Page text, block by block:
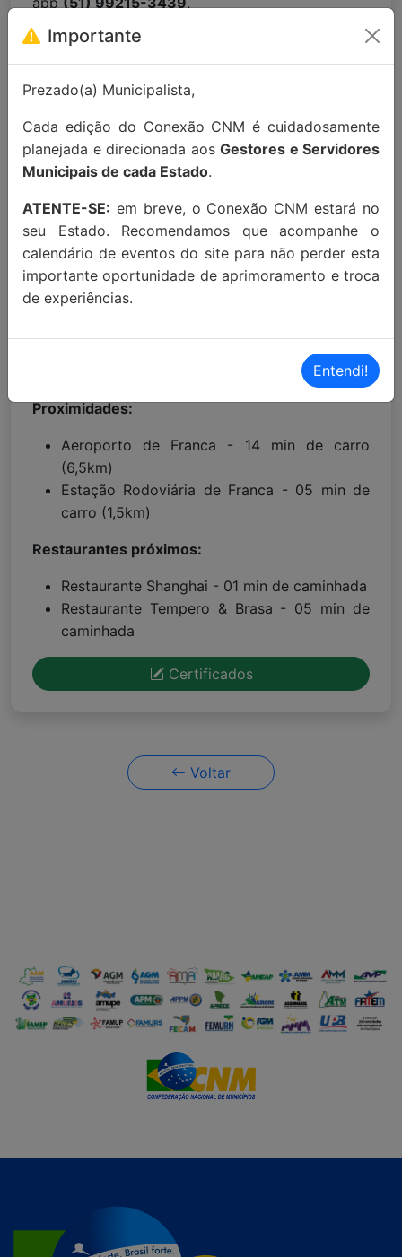
Apoio Institucional:
MAIORES INFORMAÇÕES:
Proximidades:
Aeroporto de Franca - 14 min de carro
(6,5km)
Estação Rodoviária de Franca - 05 min de
carro (1,5km)
Restaurantes próximos:
Restaurante Shanghai - 01 min de caminhada
Restaurante Tempero & Brasa - 05 min de
caminhada
Certificados
Voltar
Importante
Prezado(a) Municipalista,
Cada edição do Conexão CNM é cuidadosamente
planejada e direcionada aos Gestores e Servidores
Municipais de cada Estado.
ATENTE-SE: em breve, o Conexão CNM estará no
seu Estado. Recomendamos que acompanhe o
calendário de eventos do site para não perder esta
importante oportunidade de aprimoramento e troca
de experiências.
Entendi!